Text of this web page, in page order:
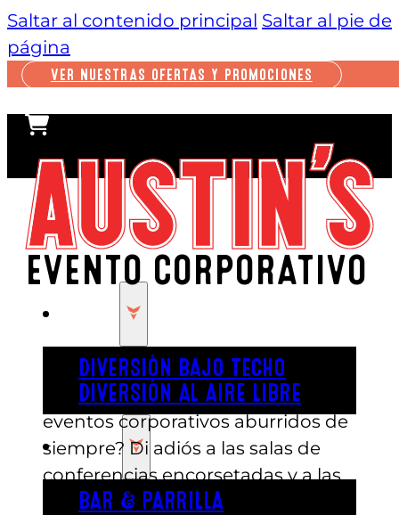
Saltar al contenido principal Saltar al pie de
página
VER NUESTRAS OFERTAS Y PROMOCIONES
DIVERSIÓN BAJO TECHO
DIVERSIÓN AL AIRE LIBRE
COMER
BAR & PARRILLA
EVENTO CORPORATIVO
¿Estás cansado de los mismos
eventos corporativos aburridos de
siempre? Di adiós a las salas de
conferencias encorsetadas y a las
presentaciones monótonas,